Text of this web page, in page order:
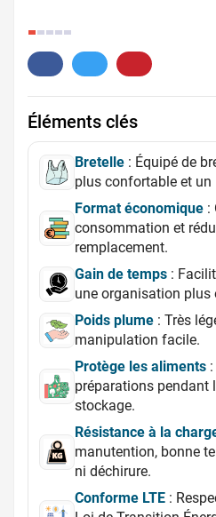
Éléments clés
Bretelle : Équipé de
plus confortable et
Format économique :
consommation et
remplacement.
Gain de temps :
une organisation plus
Poids plume : Très
manipulation facile.
Protège les aliments
préparations pendant
stockage.
Résistance à la
manutention, bonne
ni déchirure.
Conforme LTE :